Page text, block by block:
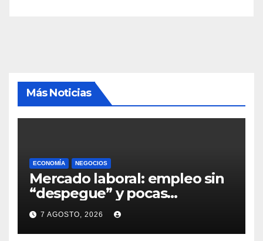
Más Noticias
ECONOMÍA NEGOCIOS
Mercado laboral: empleo sin
“despegue” y pocas
expectativas empresariales
sobre aumento de personal
7 AGOSTO, 2026